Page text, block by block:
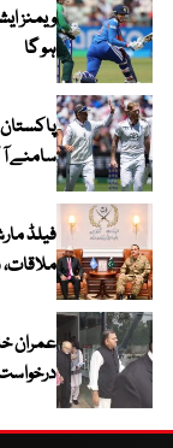
ہو گا
سامنے آ
فیلڈ
ملاقات،
عمران
درخواست